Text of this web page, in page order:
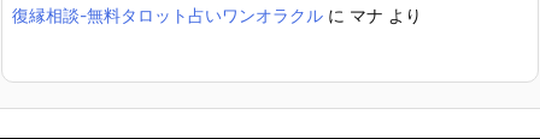
復縁相談-無料タロット占いワンオラクル に マナ より